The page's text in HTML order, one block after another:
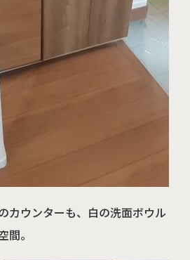
カウンターも、白の洗面ボウル
間。